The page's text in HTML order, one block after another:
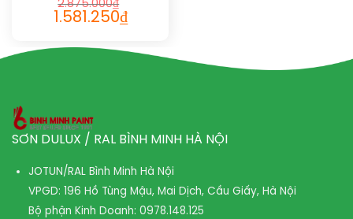
2.875.000₫
1.581.250₫
SƠN DULUX / RAL BÌNH MINH HÀ NỘI
JOTUN/RAL Bình Minh Hà Nội
VPGD: 196 Hồ Tùng Mậu, Mai Dịch, Cầu Giấy, Hà Nội
Bộ phận Kinh Doanh: 0978.148.125